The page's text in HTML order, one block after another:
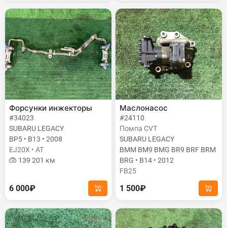
Форсунки инжекторы
#34023
SUBARU LEGACY
BP5 • B13 • 2008
EJ20X • AT
139 201 км
6 000₽
Маслонасос
#24110
Помпа CVT
SUBARU LEGACY
BMM BM9 BMG BR9 BRF BRM
BRG • B14 • 2012
FB25
1 500₽